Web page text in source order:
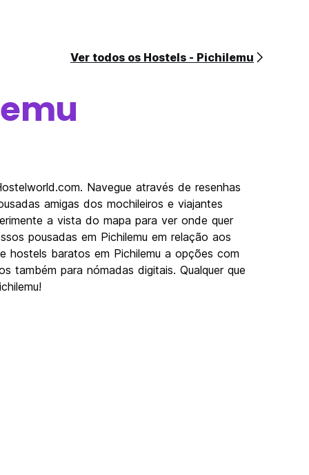
Ver todos os Hostels - Pichilemu
Navegue através de resenhas
amigas dos mochileiros e viajantes
a vista do mapa para ver onde quer
pousadas em Pichilemu em relação aos
hostels baratos em Pichilemu a opções com
também para nómadas digitais. Qualquer que